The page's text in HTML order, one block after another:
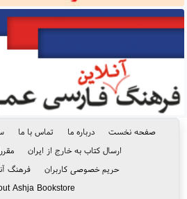
صفحه نخست درباره ما تماس با ما
ارسال کتاب به خارج از ایران
حریم خصوصی کاربران
فرهنگ
Ashja Bookstore